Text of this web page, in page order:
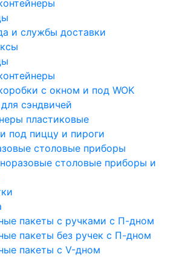
и службы доставки
с окном и под WOK
сэндвичей
пластиковые
под пиццу и пироги
столовые приборы
столовые приборы и
пакеты с ручками с П-дном
пакеты без ручек с П-дном
пакеты с V-дном